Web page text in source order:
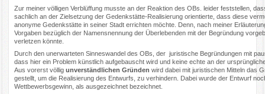
Zur meiner völligen Verblüffung musste an der Reaktion des OBs. leider feststellen,
sachlich an der Zielsetzung der Gedenkstätte-Realisierung orientierte, dass diese
anonyme Gedenkstätte in seiner Stadt errichten möchte. Denn, nach meiner
Vorgaben bezüglich der Namensnennung der Überlebenden mit der Begründung
verletzen könnte.
Durch den unerwarteten Sinneswandel des OBs, der juristische Begründungen mit
dass hier ein Problem künstlich aufgebauscht wird und keine echte an der
Aus vorerst völlig unverständlichen Gründen wird dabei mit juristischen Mitteln das
gestellt, um die Realisierung des Entwurfs, zu verhindern. Dabei wurde der Entwurf
Wettbewerbsgewinn, als ausgezeichnet bezeichnet.